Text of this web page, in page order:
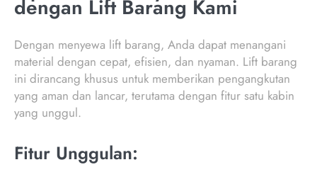
dengan Lift Barang Kami
Dengan menyewa lift barang, Anda dapat menangani
material dengan cepat, efisien, dan nyaman. Lift barang
ini dirancang khusus untuk memberikan pengangkutan
yang aman dan lancar, terutama dengan fitur satu kabin
yang unggul.
Fitur Unggulan: